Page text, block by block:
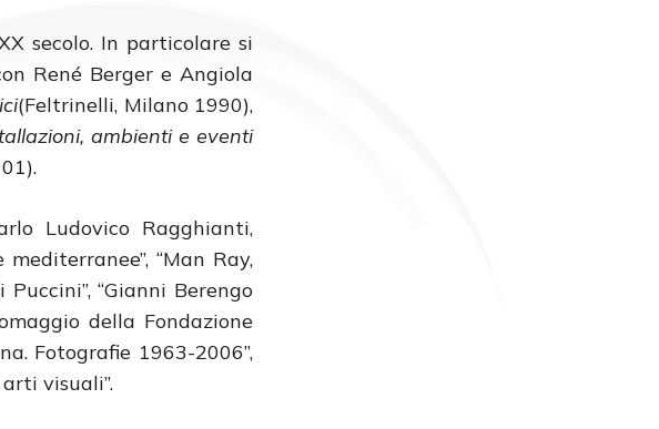
secolo. In particolare si
René Berger e Angiola
(Feltrinelli, Milano 1990),
ambienti e eventi
Ludovico Ragghianti,
“Man Ray,
“Gianni Berengo
della Fondazione
Fotografie 1963-2006”,
visuali”.